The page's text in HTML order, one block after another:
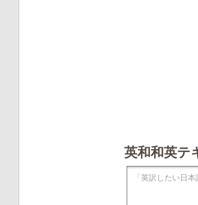
英和和英テ